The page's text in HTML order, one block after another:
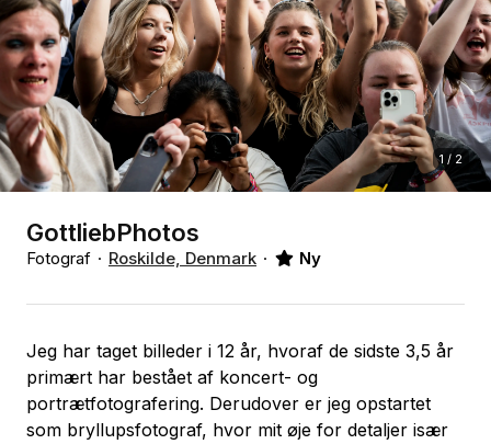
1 / 2
GottliebPhotos
Fotograf Roskilde, Denmark Ny
Jeg har taget billeder i 12 år, hvoraf de sidste 3,5 år
primært har bestået af koncert- og
portrætfotografering. Derudover er jeg opstartet
som bryllupsfotograf, hvor mit øje for detaljer især